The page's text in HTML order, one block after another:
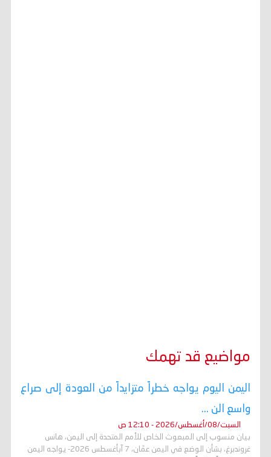
مواضيع قد تهمك
اليمن اليوم يواجه خطراً متزايداً من العودة إلى صراع
واسع الن ...
السبت/08/أغسطس/2026 - 12:10 ص
بيان منسوب إلى المبعوث الخاص للأمم المتحدة إلى اليمن، هانس
غروندبرغ، بشأن الوضع في اليمن عمّان، 7 آبأغسطس 2026- يواجه اليمن